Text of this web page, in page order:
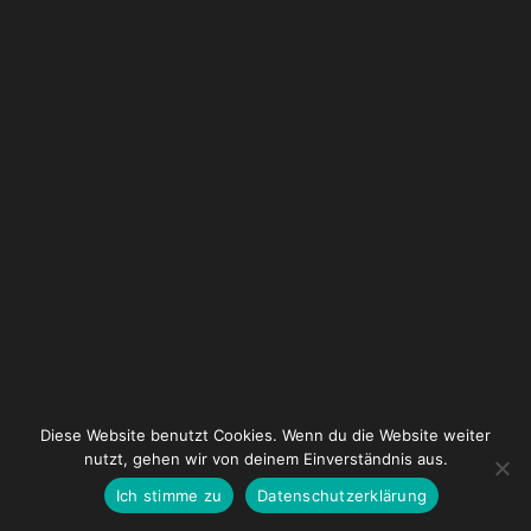
Diese Website benutzt Cookies. Wenn du die Website weiter
nutzt, gehen wir von deinem Einverständnis aus.
Ich stimme zu
Datenschutzerklärung